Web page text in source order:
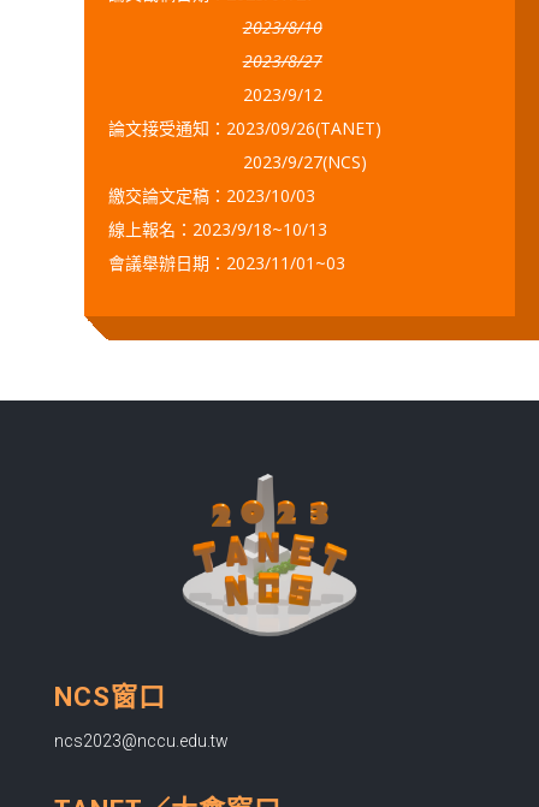
2023/8/10
2023/8/27
2023/9/12
論文接受通知：2023/09/26(TANET)
2023/9/27(NCS)
繳交論文定稿：2023/10/03
線上報名：2023/9/18~10/13
會議舉辦日期：2023/11/01~03
NCS窗口
ncs2023@nccu.edu.tw